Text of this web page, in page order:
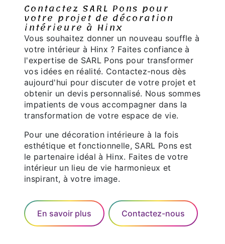
Contactez SARL Pons pour
votre projet de décoration
intérieure à Hinx
Vous souhaitez donner un nouveau souffle à
votre intérieur à Hinx ? Faites confiance à
l'expertise de SARL Pons pour transformer
vos idées en réalité. Contactez-nous dès
aujourd'hui pour discuter de votre projet et
obtenir un devis personnalisé. Nous sommes
impatients de vous accompagner dans la
transformation de votre espace de vie.
Pour une décoration intérieure à la fois
esthétique et fonctionnelle, SARL Pons est
le partenaire idéal à Hinx. Faites de votre
intérieur un lieu de vie harmonieux et
inspirant, à votre image.
En savoir plus Contactez-nous